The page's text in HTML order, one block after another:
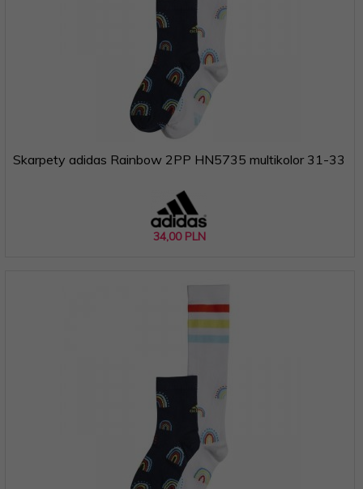
Skarpety adidas Rainbow 2PP HN5735 multikolor 31-33
34,00 PLN